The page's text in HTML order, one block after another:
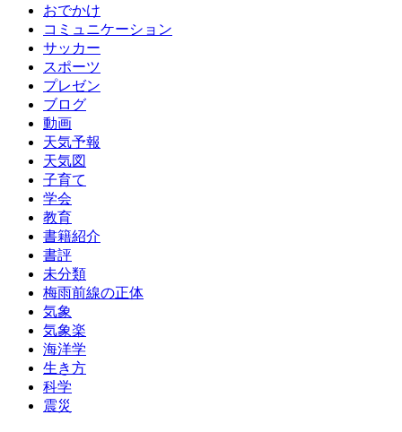
おでかけ
コミュニケーション
サッカー
スポーツ
プレゼン
ブログ
動画
天気予報
天気図
子育て
学会
教育
書籍紹介
書評
未分類
梅雨前線の正体
気象
気象楽
海洋学
生き方
科学
震災